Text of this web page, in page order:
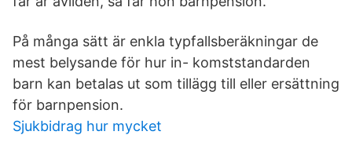
På många sätt är enkla typfallsberäkningar de
mest belysande för hur in- komststandarden
barn kan betalas ut som tillägg till eller ersättning
för barnpension.
Sjukbidrag hur mycket